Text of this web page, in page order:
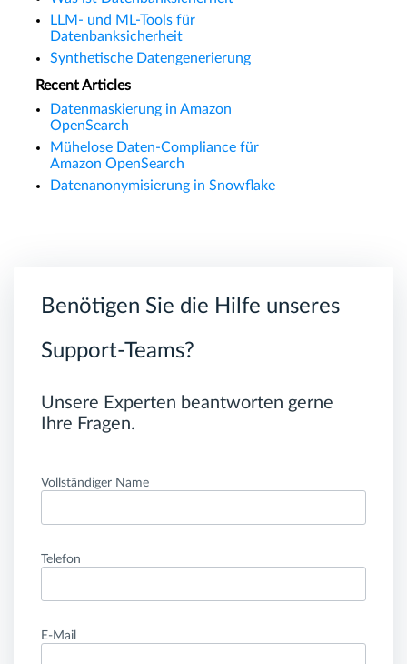
LLM- und ML-Tools für
Datenbanksicherheit
Synthetische Datengenerierung
Recent Articles
Datenmaskierung in Amazon
OpenSearch
Mühelose Daten-Compliance für
Amazon OpenSearch
Datenanonymisierung in Snowflake
Benötigen Sie die Hilfe unseres
Support-Teams?
Unsere Experten beantworten gerne
Ihre Fragen.
Vollständiger Name
Telefon
E-Mail